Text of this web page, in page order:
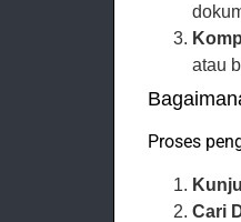
atau
Proses
Cari